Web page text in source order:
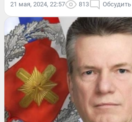
21 мая, 2024, 22:57 813 Обсудить